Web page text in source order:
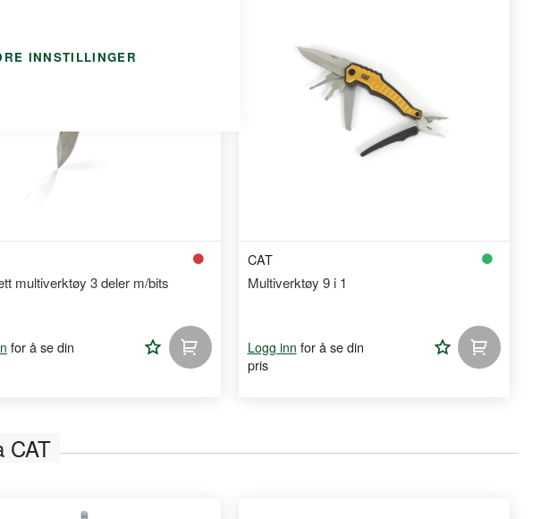
INNSTILLINGER
multiverktøy 3 deler m/bits
for å se din
Legg
CAT
Multiverktøy 9 i 1
Logg inn for å se din
pris
Legg
CAT